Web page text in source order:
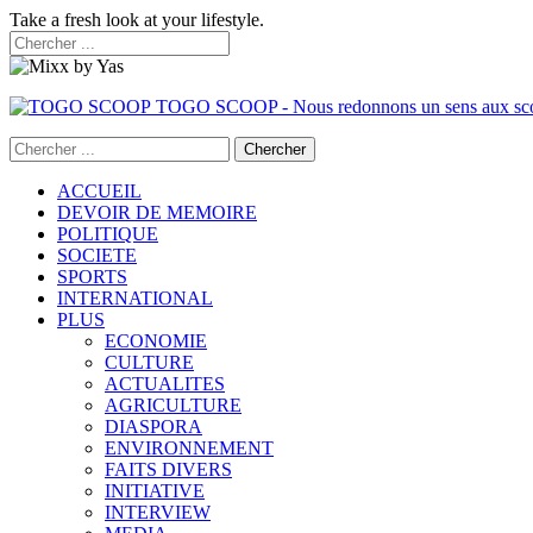
Take a fresh look at your lifestyle.
TOGO SCOOP - Nous redonnons un sens aux
ACCUEIL
DEVOIR DE MEMOIRE
POLITIQUE
SOCIETE
SPORTS
INTERNATIONAL
PLUS
ECONOMIE
CULTURE
ACTUALITES
AGRICULTURE
DIASPORA
ENVIRONNEMENT
FAITS DIVERS
INITIATIVE
INTERVIEW